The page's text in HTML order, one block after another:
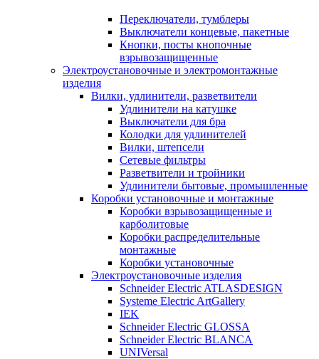
Переключатели, тумблеры
Выключатели концевые, пакетные
Кнопки, посты кнопочные
взрывозащищенные
Электроустановочные и электромонтажные
изделия
Вилки, удлинители, разветвители
Удлинители на катушке
Выключатели для бра
Колодки для удлинителей
Вилки, штепсели
Сетевые фильтры
Разветвители и тройники
Удлинители бытовые, промышленные
Коробки установочные и монтажные
Коробки взрывозащищенные и
карболитовые
Коробки распределительные
монтажные
Коробки установочные
Электроустановочные изделия
Schneider Electric ATLASDESIGN
Systeme Electric ArtGallery
IEK
Schneider Electric GLOSSA
Schneider Electric BLANCA
UNIVersal